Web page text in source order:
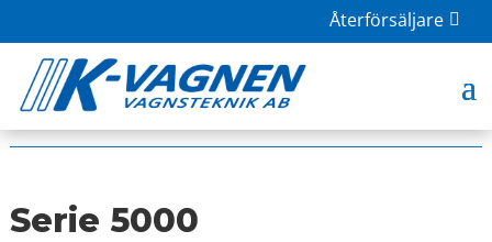
Återförsäljare
HOME | BUTIK|BILSLÄP| SERIE 5000
Serie 5000